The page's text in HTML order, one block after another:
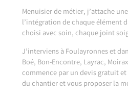
Menuisier de métier, j’attache
l’intégration de chaque élément
choisi avec soin, chaque joint
J’interviens à Foulayronnes et
Boé, Bon-Encontre, Layrac,
commence par un devis gratuit
du chantier et vous proposer la